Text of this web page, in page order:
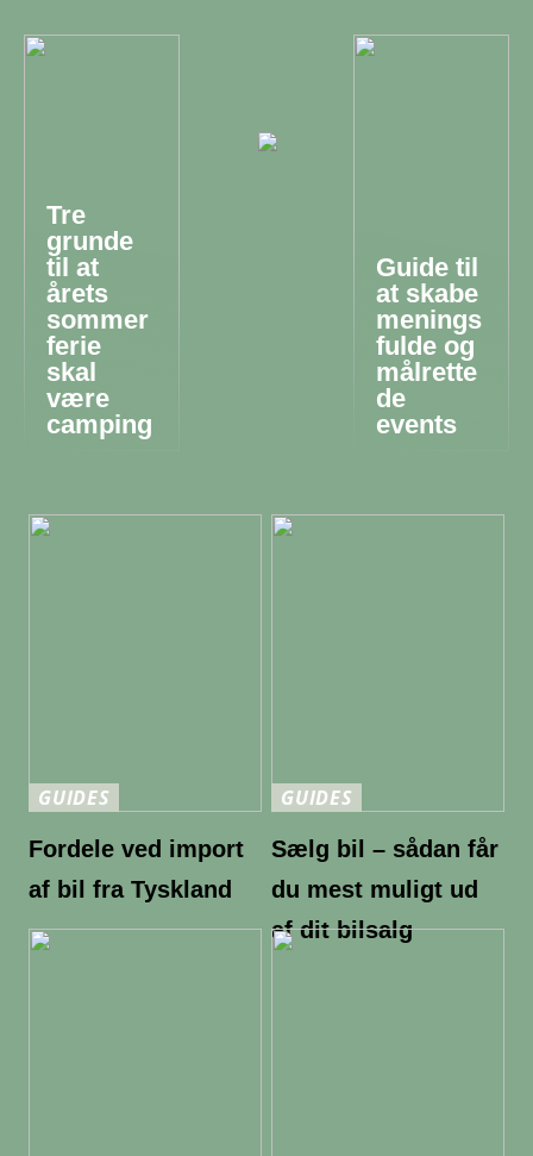
Tre
grunde
til at
årets
sommer
ferie
skal
være
camping
Guide til
at skabe
menings
fulde og
målrette
de
events
GUIDES
Fordele ved import
af bil fra Tyskland
GUIDES
Sælg bil – sådan får
du mest muligt ud
af dit bilsalg